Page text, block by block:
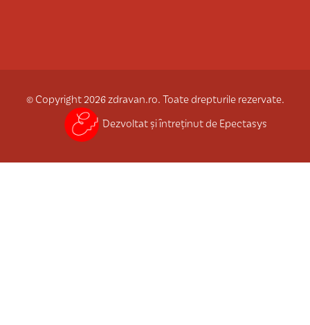
© Copyright 2026 zdravan.ro. Toate drepturile rezervate.
Dezvoltat și întreținut de Epectasys